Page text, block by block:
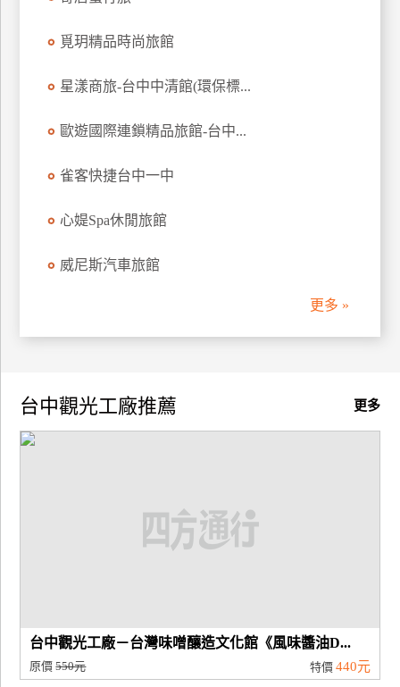
廠
劃
覓玥精品時尚旅館
星漾商旅-台中中清館(環保標...
歐遊國際連鎖精品旅館-台中...
雀客快捷台中一中
心媞Spa休閒旅館
威尼斯汽車旅館
更多 »
更多
台中觀光工廠推薦
台中觀光工廠－台灣味噌釀造文化館《風味醬油D...
原價550元 特價 440元